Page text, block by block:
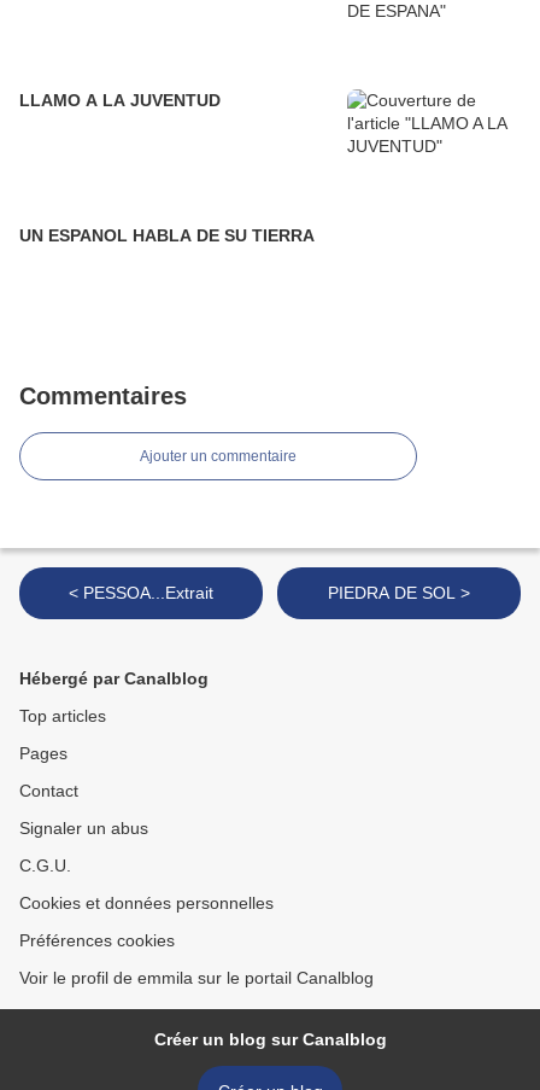
LLAMO A LA JUVENTUD
UN ESPANOL HABLA DE SU TIERRA
Commentaires
Ajouter un commentaire
< PESSOA...Extrait PIEDRA DE SOL >
Hébergé par Canalblog
Top articles
Pages
Contact
Signaler un abus
C.G.U.
Cookies et données personnelles
Préférences cookies
Voir le profil de emmila sur le portail Canalblog
Créer un blog sur Canalblog